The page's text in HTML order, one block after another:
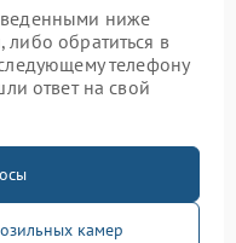
ниже
обратиться в
телефону
ответ на свой
камер